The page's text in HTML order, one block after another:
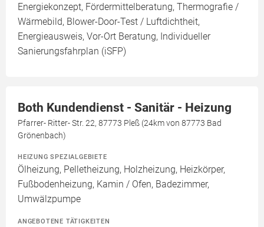
Energiekonzept, Fördermittelberatung, Thermografie /
Wärmebild, Blower-Door-Test / Luftdichtheit,
Energieausweis, Vor-Ort Beratung, Individueller
Sanierungsfahrplan (iSFP)
Both Kundendienst - Sanitär - Heizung
Pfarrer- Ritter- Str. 22, 87773 Pleß (24km von 87773 Bad
Grönenbach)
HEIZUNG SPEZIALGEBIETE
Ölheizung, Pelletheizung, Holzheizung, Heizkörper,
Fußbodenheizung, Kamin / Ofen, Badezimmer,
Umwälzpumpe
ANGEBOTENE TÄTIGKEITEN